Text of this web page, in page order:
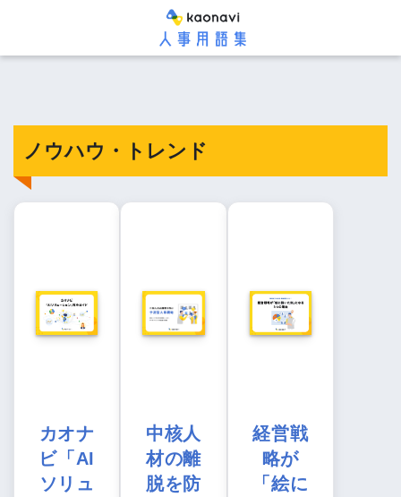
ノウハウ・トレンド
カオナ
ビ「AI
ソリュ
中核人
材の離
脱を防
経営戦
略が
「絵に